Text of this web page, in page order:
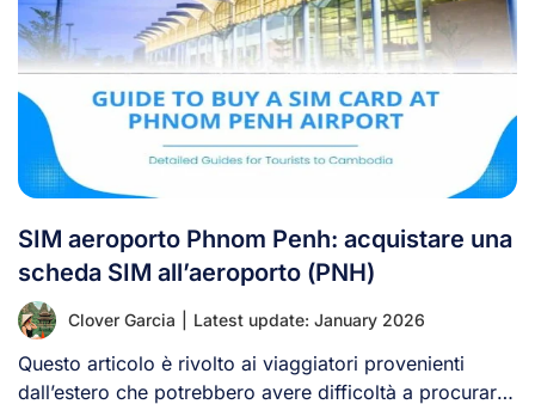
SIM aeroporto Phnom Penh: acquistare una
scheda SIM all’aeroporto (PNH)
Clover Garcia Latest update: January 2026
Questo articolo è rivolto ai viaggiatori provenienti
dall’estero che potrebbero avere difficoltà a procurarsi